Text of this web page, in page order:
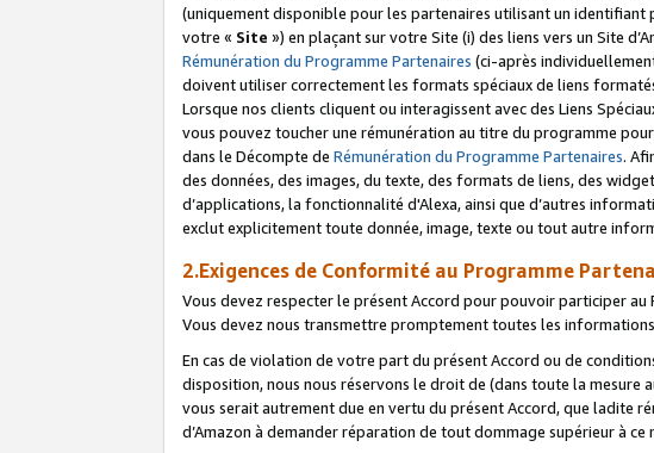
(uniquement disponible pour les partenaires utilisant un identifiant
votre « Site ») en plaçant sur votre Site (i) des liens vers un Site
Rémunération du Programme Partenaires (ci-après
doivent utiliser correctement les formats spéciaux de liens
Lorsque nos clients cliquent ou interagissent avec des Liens
vous pouvez toucher une rémunération au titre du programme
dans le Décompte de Rémunération du Programme Partenaires.
des données, des images, du texte, des formats de liens, des
d’applications, la fonctionnalité d'Alexa, ainsi que d’autres
exclut explicitement toute donnée, image, texte ou tout autre
2.Exigences de Conformité au Programme
Vous devez respecter le présent Accord pour pouvoir participer
Vous devez nous transmettre promptement toutes les
En cas de violation de votre part du présent Accord ou de
disposition, nous nous réservons le droit de (dans toute la
vous serait autrement due en vertu du présent Accord, que ladite
d’Amazon à demander réparation de tout dommage supérieur à ce